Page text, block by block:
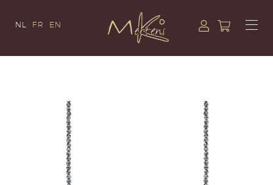
NL FR EN